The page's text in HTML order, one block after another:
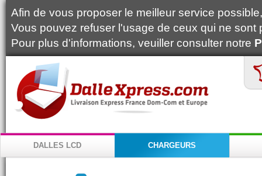
Afin de vous proposer le meilleur service
Vous pouvez refuser l'usage de ceux qui ne
Pour plus d'informations, veuiller consulter notre
DALLES LCD CHARGEURS